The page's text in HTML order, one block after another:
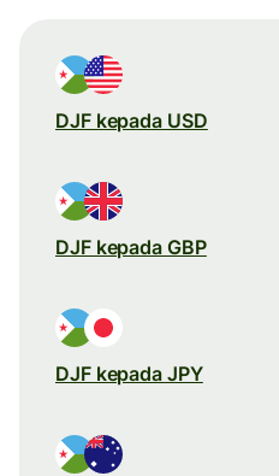
DJF kepada USD
DJF kepada GBP
DJF kepada JPY